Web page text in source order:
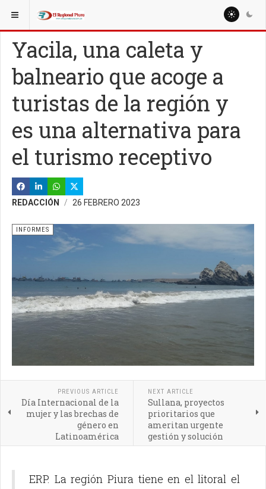
ESTÁ AQUÍ:
Yacila, una caleta y
balneario que acoge a
turistas de la región y
es una alternativa para
el turismo receptivo
REDACCIÓN 26 FEBRERO 2023
INFORMES
PREVIOUS ARTICLE
Día Internacional de la
mujer y las brechas de
género en
Latinoamérica
NEXT ARTICLE
Sullana, proyectos
prioritarios que
ameritan urgente
gestión y solución
ERP. La región Piura tiene en el litoral el